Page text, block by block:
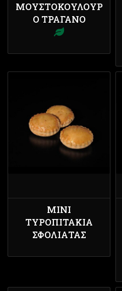
ΜΟΥΣΤΟΚΟΎΛΟΥΡ
Ο ΤΡΑΓΑΝΌ
ΜΊΝΙ
ΤΥΡΟΠΙΤΆΚΙΑ
ΣΦΟΛΙΆΤΑΣ